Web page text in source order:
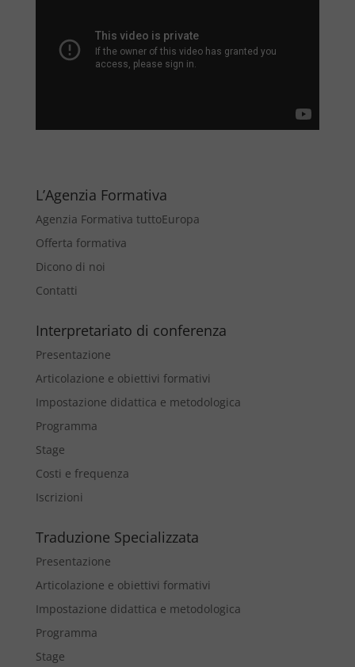
L’Agenzia Formativa
Agenzia Formativa tuttoEuropa
Offerta formativa
Dicono di noi
Contatti
Interpretariato di conferenza
Presentazione
Articolazione e obiettivi formativi
Impostazione didattica e metodologica
Programma
Stage
Costi e frequenza
Iscrizioni
Traduzione Specializzata
Presentazione
Articolazione e obiettivi formativi
Impostazione didattica e metodologica
Programma
Stage